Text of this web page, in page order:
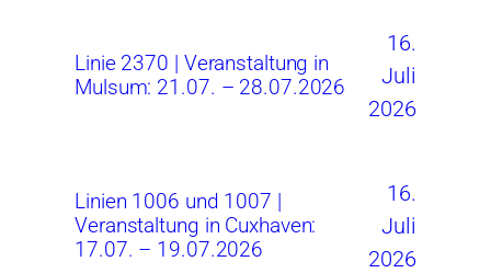
Linie 2370 | Veranstaltung in
Mulsum: 21.07. – 28.07.2026
16.
Juli
2026
Linien 1006 und 1007 |
Veranstaltung in Cuxhaven:
17.07. – 19.07.2026
16.
Juli
2026